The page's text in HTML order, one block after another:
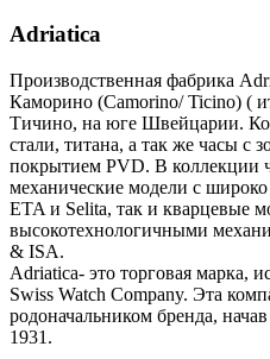
Adriatica
Производственная фабрика
Каморино (Camorino/ Ticino) (
Тичино, на юге Швейцарии.
стали, титана, а так же часы с
покрытием PVD. В коллекции
механические модели с
ETA и Selita, так и кварцевые
высокотехнологичными
& ISA.
Adriatica- это торговая марка,
Swiss Watch Company. Эта
родоначальником бренда,
1931.